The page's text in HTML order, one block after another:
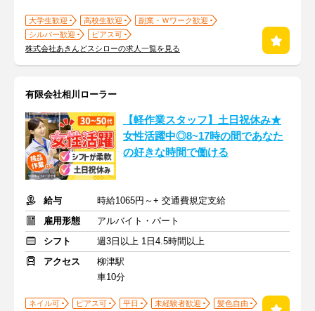
大学生歓迎 高校生歓迎
副業・Ｗワーク歓迎
シルバー歓迎
ピアス可
株式会社あきんどスシローの求人一覧を見る
有限会社相川ローラー
【軽作業スタッフ】土日祝休み★
女性活躍中◎8~17時の間であなた
の好きな時間で働ける
給与
時給1065円～+ 交通費規定支給
雇用形態
アルバイト・パート
シフト
週3日以上 1日4.5時間以上
アクセス
柳津駅
車10分
ネイル可 ピアス可 平日 未経験者歓迎
髪色自由